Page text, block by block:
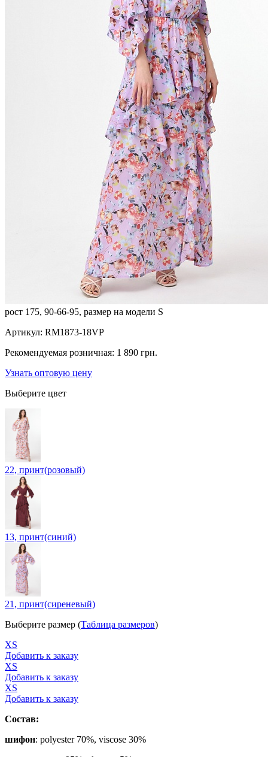
рост 175, 90-66-95, размер на модели S
Артикул: RM1873-18VP
Рекомендуемая розничная: 1 890 грн.
Узнать оптовую цену
Выберите цвет
22, принт(розовый)
13, принт(синий)
21, принт(сиреневый)
Выберите размер (Таблица размеров)
ХS
Добавить к заказу
ХS
Добавить к заказу
ХS
Добавить к заказу
Состав:
шифон: polyester 70%, viscose 30%